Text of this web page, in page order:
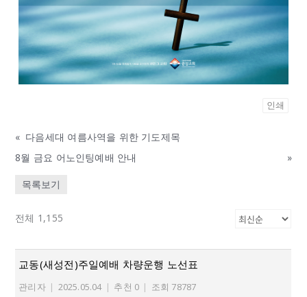
인쇄
« 다음세대 여름사역을 위한 기도제목
8월 금요 어노인팅예배 안내
»
목록보기
전체 1,155
교동(새성전)주일예배 차량운행 노선표
관리자 | 2025.05.04 | 추천 0 | 조회 78787